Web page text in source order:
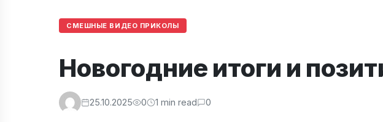
СМЕШНЫЕ ВИДЕО ПРИКОЛЫ
Новогодние итоги и
25.10.2025 0 1 min read 0